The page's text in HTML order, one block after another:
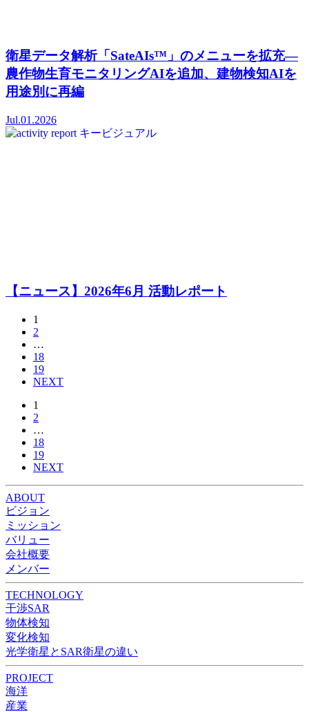
衛星データ解析「SateAIs™」のメニューを拡充―
農作物生育モニタリングAIを追加、建物検知AIを
用途別に再編
Jul.01.2026
【ニュース】2026年6月 活動レポート
1
2
…
18
19
NEXT
1
2
…
18
19
NEXT
ABOUT
ビジョン
ミッション
バリュー
会社概要
メンバー
TECHNOLOGY
干渉SAR
物体検知​​
変化検知​
光学衛星とSAR衛星の違い
PROJECT
海洋
産業